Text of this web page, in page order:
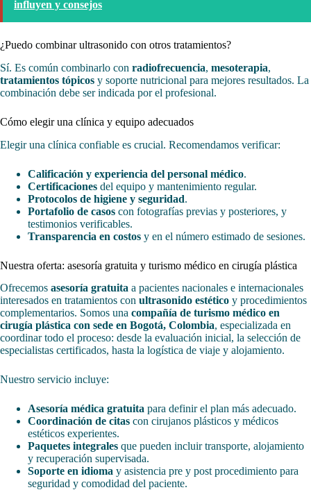
influyen y consejos
¿Puedo combinar ultrasonido con otros tratamientos?
Sí. Es común combinarlo con radiofrecuencia, mesoterapia,
tratamientos tópicos y soporte nutricional para mejores resultados. La
combinación debe ser indicada por el profesional.
Cómo elegir una clínica y equipo adecuados
Elegir una clínica confiable es crucial. Recomendamos verificar:
Calificación y experiencia del personal médico.
Certificaciones del equipo y mantenimiento regular.
Protocolos de higiene y seguridad.
Portafolio de casos con fotografías previas y posteriores, y
testimonios verificables.
Transparencia en costos y en el número estimado de sesiones.
Nuestra oferta: asesoría gratuita y turismo médico en cirugía plástica
Ofrecemos asesoría gratuita a pacientes nacionales e internacionales
interesados en tratamientos con ultrasonido estético y procedimientos
complementarios. Somos una compañía de turismo médico en
cirugía plástica con sede en Bogotá, Colombia, especializada en
coordinar todo el proceso: desde la evaluación inicial, la selección de
especialistas certificados, hasta la logística de viaje y alojamiento.
Nuestro servicio incluye:
Asesoría médica gratuita para definir el plan más adecuado.
Coordinación de citas con cirujanos plásticos y médicos
estéticos experientes.
Paquetes integrales que pueden incluir transporte, alojamiento
y recuperación supervisada.
Soporte en idioma y asistencia pre y post procedimiento para
seguridad y comodidad del paciente.